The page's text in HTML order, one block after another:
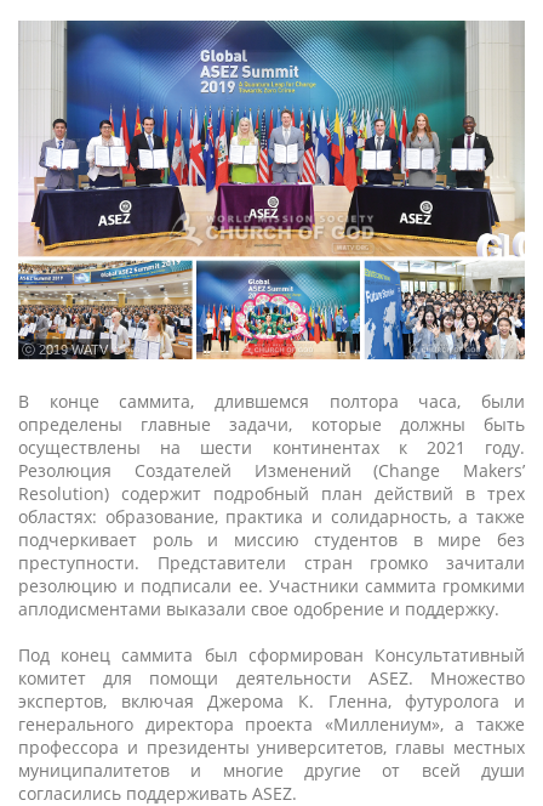
ⓒ 2019 WATV
В конце саммита, длившемся полтора часа, были
определены главные задачи, которые должны быть
осуществлены на шести континентах к 2021 году.
Резолюция Создателей Изменений (Change Makers’
Resolution) содержит подробный план действий в трех
областях: образование, практика и солидарность, а также
подчеркивает роль и миссию студентов в мире без
преступности. Представители стран громко зачитали
резолюцию и подписали ее. Участники саммита громкими
аплодисментами выказали свое одобрение и поддержку.
Под конец саммита был сформирован Консультативный
комитет для помощи деятельности ASEZ. Множество
экспертов, включая Джерома К. Гленна, футуролога и
генерального директора проекта «Миллениум», а также
профессора и президенты университетов, главы местных
муниципалитетов и многие другие от всей души
согласились поддерживать ASEZ.